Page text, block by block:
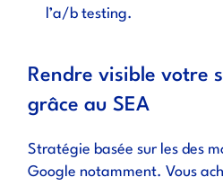
l’a/b testing.
Rendre visible votre
grâce au SEA
Stratégie basée sur les des
Google notamment. Vous